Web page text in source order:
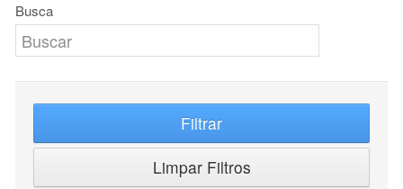
Busca
Filtrar
Limpar Filtros